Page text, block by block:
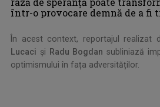
într-o provocare demnă de a fi
În acest context, reportajul realizat
Lucaci și Radu Bogdan subliniază
optimismului în fața adversităților.